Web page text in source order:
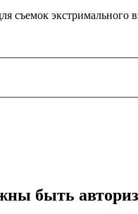
съемок экстримального
быть